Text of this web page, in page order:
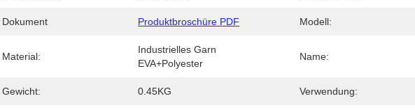
Dokument Produktbroschüre PDF Modell:
Material:
Industrielles Garn
EVA+Polyester
Name:
Gewicht: 0.45KG Verwendung: